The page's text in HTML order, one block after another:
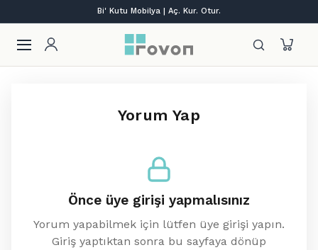
Bi' Kutu Mobilya | Aç. Kur. Otur.
Yorum Yap
Önce üye girişi yapmalısınız
Yorum yapabilmek için lütfen üye girişi yapın.
Giriş yaptıktan sonra bu sayfaya dönüp